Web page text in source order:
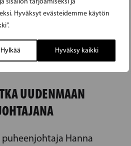
Hyväksyt evästeidemme käytön
Hylkää Hyväksy kaikki
UUDENMAAN
puheenjohtaja Hanna